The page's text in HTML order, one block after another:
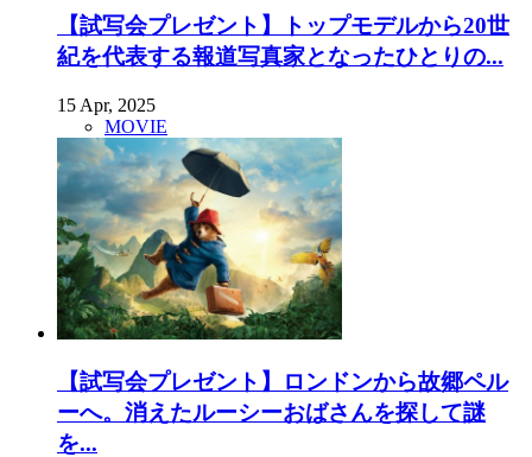
【試写会プレゼント】トップモデルから20世
紀を代表する報道写真家となったひとりの...
15 Apr, 2025
MOVIE
【試写会プレゼント】ロンドンから故郷ペル
ーへ。消えたルーシーおばさんを探して謎
を...